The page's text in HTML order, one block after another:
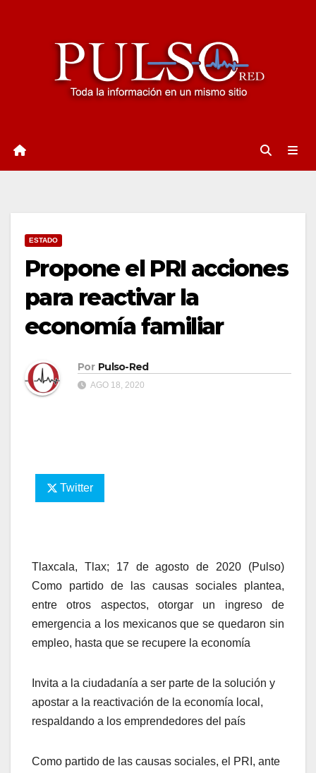
ESTADO
Propone el PRI acciones
para reactivar la
economía familiar
Por Pulso-Red
AGO 18, 2020
Twitter
Tlaxcala, Tlax; 17 de agosto de 2020 (Pulso)
Como partido de las causas sociales plantea,
entre otros aspectos, otorgar un ingreso de
emergencia a los mexicanos que se quedaron sin
empleo, hasta que se recupere la economía
Invita a la ciudadanía a ser parte de la solución y
apostar a la reactivación de la economía local,
respaldando a los emprendedores del país
Como partido de las causas sociales, el PRI, ante